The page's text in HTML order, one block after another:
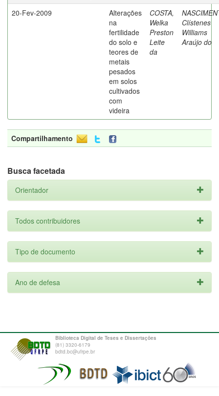
20-Fev-2009
Alterações
na
fertilidade
do solo e
teores de
metais
pesados
em solos
cultivados
com
videira
COSTA,
Welka
Preston
Leite
da
Clístenes
Williams
Araújo do
Compartilhamento
Busca facetada
Orientador
Todos contribuidores
Tipo de documento
Ano de defesa
Biblioteca Digital de Teses e Dissertações
(81) 3320-6179
bdtd.bc@ufrpe.br